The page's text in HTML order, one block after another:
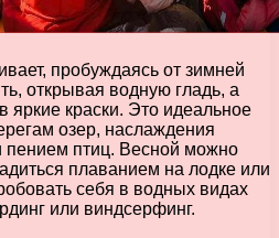
пробуждаясь от зимней
открывая водную гладь, а
яркие краски. Это идеальное
озер, наслаждения
пением птиц. Весной можно
плаванием на лодке или
себя в водных видах
или виндсерфинг.